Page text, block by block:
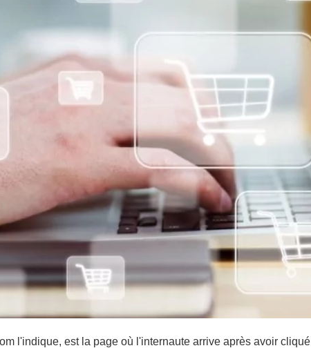
l'indique, est la page où l'internaute arrive après avoir cliqué